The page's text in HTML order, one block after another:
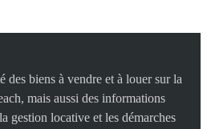
des biens à vendre et à louer sur la
mais aussi des informations
gestion locative et les démarches